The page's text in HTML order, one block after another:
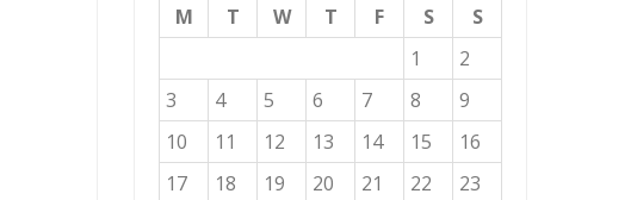
M
T W T F S
S
1
2
3
4 5 6 7 8
9
10
11 12 13 14 15
16
17
18 19 20 21 22
23